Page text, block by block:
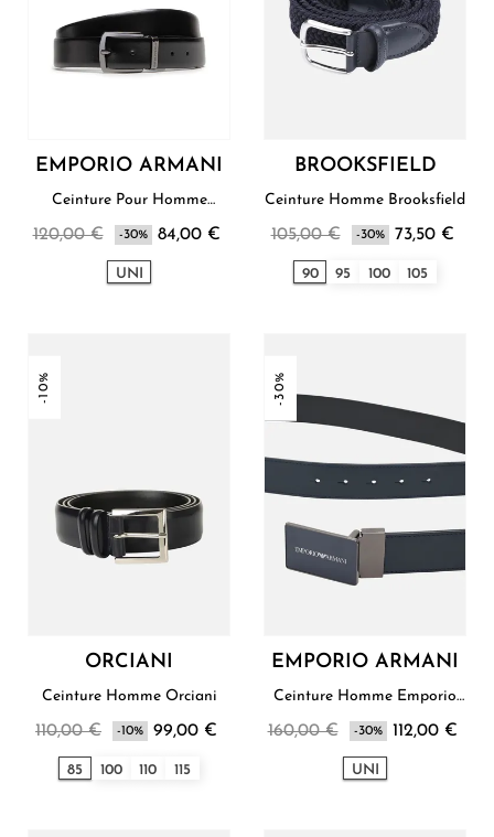
EMPORIO ARMANI
Ceinture Pour Homme
120,00 € -30% 84,00 €
UNI
BROOKSFIELD
Ceinture Homme Brooksfield
105,00 € -30% 73,50 €
90 95 100 105
-10%
ORCIANI
Ceinture Homme Orciani
110,00 € -10% 99,00 €
85 100 110 115
-30%
EMPORIO ARMANI
Ceinture Homme Emporio
160,00 € -30% 112,00 €
UNI